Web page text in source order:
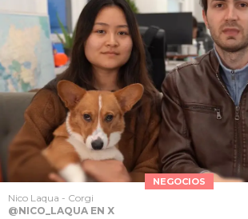
NEGOCIOS
Nico Laqua - Corgi
@NICO_LAQUA EN X